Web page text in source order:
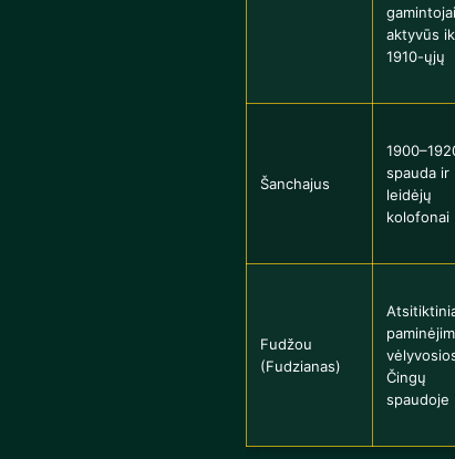
gamintojai
aktyvūs
1910-ųjų
Šanchajus
spauda ir
leidėjų
kolofonai
Fudžou
(Fudzianas)
Čingų
spaudoje